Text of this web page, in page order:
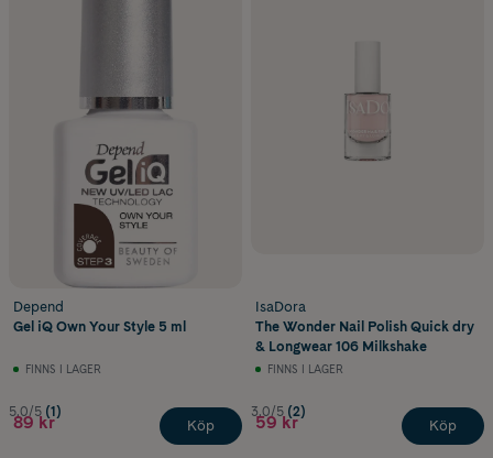
Depend
Gel iQ Own Your Style 5 ml
FINNS I LAGER
5.0/5 (1)
89 kr Köp
IsaDora
The Wonder Nail Polish Quick dry
& Longwear 106 Milkshake
FINNS I LAGER
3.0/5 (2)
59 kr Köp